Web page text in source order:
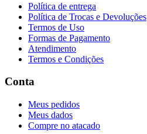
Política de entrega
Política de Trocas e Devoluções
Termos de Uso
Formas de Pagamento
Atendimento
Termos e Condições
Conta
Meus pedidos
Meus dados
Compre no atacado